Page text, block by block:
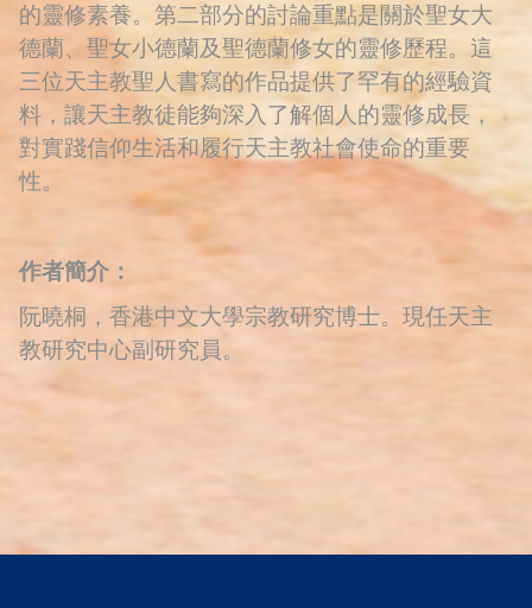
的靈修素養。第二部分的討論重點是關於聖女大
德蘭、聖女小德蘭及聖德蘭修女的靈修歷程。這
三位天主教聖人書寫的作品提供了罕有的經驗資
料，讓天主教徒能夠深入了解個人的靈修成長，
對實踐信仰生活和履行天主教社會使命的重要
性。
作者簡介：
阮曉桐，香港中文大學宗教研究博士。現任天主
教研究中心副研究員。